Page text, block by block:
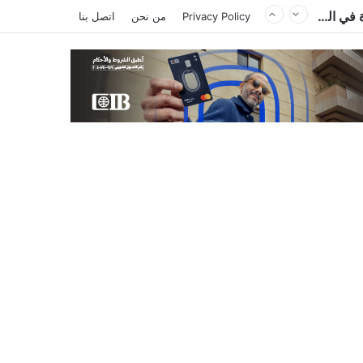
الكاتب والمحلل السياسي الليبي إدريس احميد يكتب : الكاميرون في ظل غياب بول بيا… قراءة في المشهد وأسباب الغياب ومآلات الأوضاع Privacy Policy من نحن اتصل بنا